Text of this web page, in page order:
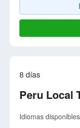
8 días
Peru Local
Idiomas